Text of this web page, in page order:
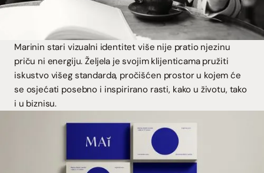
Marinin stari vizualni identitet više nije pratio njezinu
priču ni energiju. Željela je svojim klijenticama pružiti
iskustvo višeg standarda, pročišćen prostor u kojem će
se osjećati posebno i inspirirano rasti, kako u životu, tako
i u biznisu.